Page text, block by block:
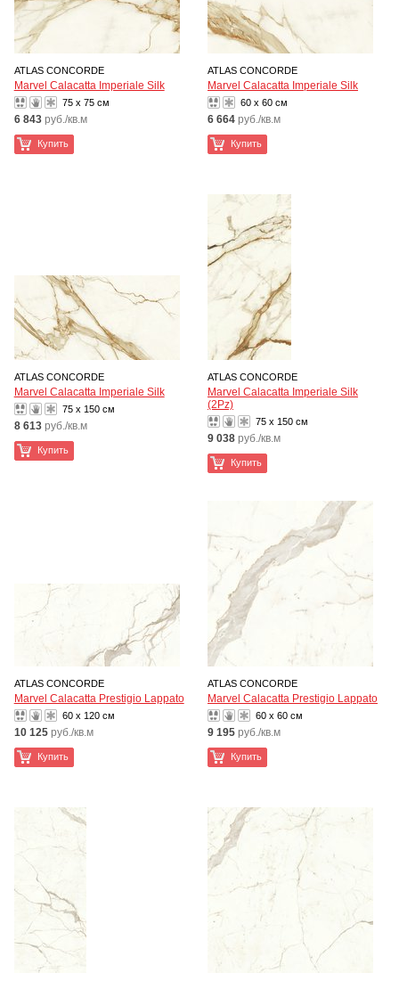
ATLAS CONCORDE
Marvel Calacatta Imperiale Silk
75 x 75 см
6 843 руб./кв.м
Купить
ATLAS CONCORDE
Marvel Calacatta Imperiale Silk
60 x 60 см
6 664 руб./кв.м
Купить
ATLAS CONCORDE
Marvel Calacatta Imperiale Silk
75 x 150 см
8 613 руб./кв.м
Купить
ATLAS CONCORDE
Marvel Calacatta Imperiale Silk
(2Pz)
75 x 150 см
9 038 руб./кв.м
Купить
ATLAS CONCORDE
Marvel Calacatta Prestigio Lappato
60 x 120 см
10 125 руб./кв.м
Купить
ATLAS CONCORDE
Marvel Calacatta Prestigio Lappato
60 x 60 см
9 195 руб./кв.м
Купить